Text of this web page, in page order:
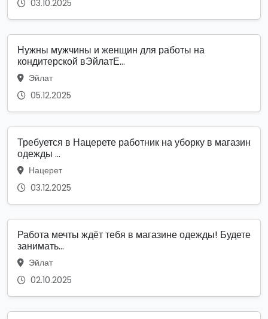
03.10.2025
Нужны мужчины и женщин для работы на
кондитерской вЭйлатЕ...
Эйлат
05.12.2025
Требуется в Нацерете работник на уборку в магазин
одежды ...
Нацерет
03.12.2025
Работа мечты ждёт тебя в магазине одежды! Будете
занимать...
Эйлат
02.10.2025